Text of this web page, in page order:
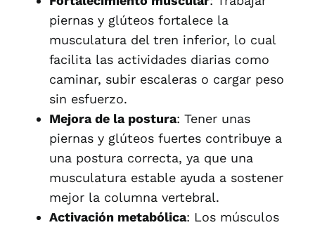
piernas y glúteos fortalece la
musculatura del tren inferior, lo cual
facilita las actividades diarias como
caminar, subir escaleras o cargar peso
sin esfuerzo.
Mejora de la postura: Tener unas
piernas y glúteos fuertes contribuye a
una postura correcta, ya que una
musculatura estable ayuda a sostener
mejor la columna vertebral.
Activación metabólica: Los músculos